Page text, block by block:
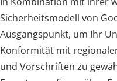
Sicherheitsmodell von
Ausgangspunkt, um Ihr
Konformität mit
und Vorschriften zu